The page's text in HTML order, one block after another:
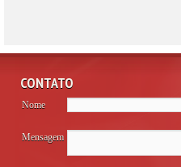
CONTATO
Nome
Mensagem